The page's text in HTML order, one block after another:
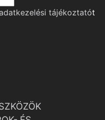
adatkezelési tájékoztatót